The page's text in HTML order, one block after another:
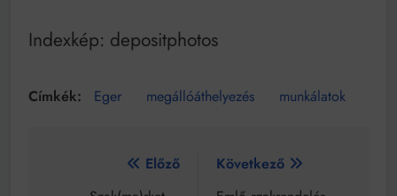
Indexkép: depositphotos
Eger megállóáthelyezés munkálatok
BejegyzésElőző
Következő